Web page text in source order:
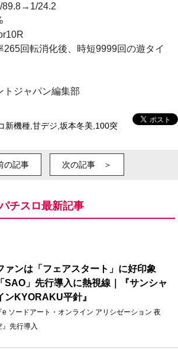
89.8→1/24.2
回転消化後、時短9999回の遊タイ
トジャパン編集部
新機種 甘デジ 坂本冬美 100突
記事 次の記事 ＞
チスロ最新記事
ァンは「フェアスタート」に好印象
「SAO」先行導入に熱視線｜『サンシャ
ンKYORAKU平針』
e ソードアート・オンライン アリシゼーション 夜
』先行導入